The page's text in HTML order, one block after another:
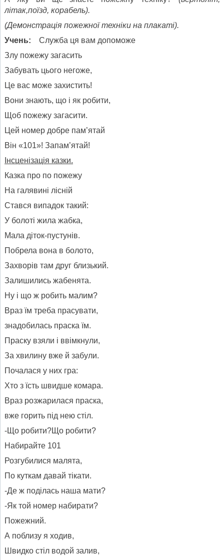
літак,поїзд, корабель).
(Демонстрація пожежної техніки на плакаті).
Учень:
Служба ця вам допоможе
Злу пожежу загасить
Забувать цього негоже,
Це вас може захистить!
Вони знають, що і як робити,
Щоб пожежу загасити.
Цей номер добре пам’ятай
Він «101»! Запам’ятай!
Інсценізація казки.
Казка про по пожежу
На галявині лісній
Стався випадок такий:
У болоті жила жабка,
Мала діток-пустунів.
Побрела вона в болото,
Захворів там друг близький.
Залишились жабенята.
Ну і що ж робить малим?
Враз їм треба прасувати,
знадобилась праска їм.
Праску взяли і ввімкнули,
За хвилину вже й забули.
Почалася у них гра:
Хто з їсть швидше комара.
Враз розжарилася праска,
вже горить під нею стіл.
-Що робити?Що робити?
Набирайте 101
Розгубилися малята,
По куткам давай тікати.
-Де ж поділась наша мати?
-Як той номер набирати?
Пожежний.
А поблизу я ходив,
Швидко стіл водой залив,